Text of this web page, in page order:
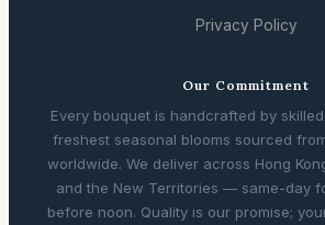
Privacy Policy
Our Commitment
Every bouquet is handcrafted by
freshest seasonal blooms sourced
worldwide. We deliver across Hong
and the New Territories — same-day
before noon. Quality is our promise;